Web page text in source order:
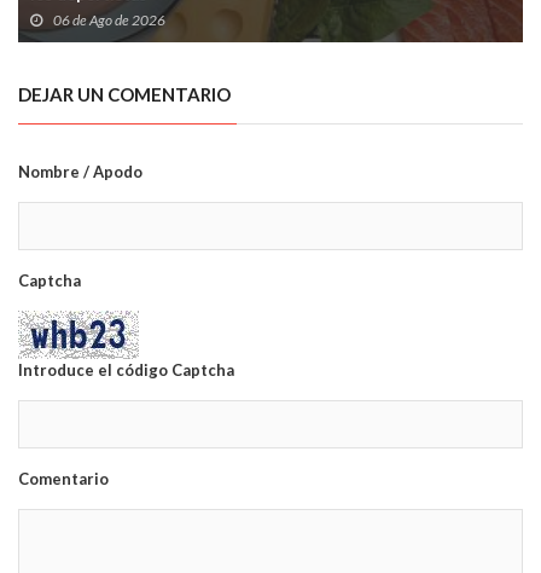
06 de Ago de 2026
DEJAR UN COMENTARIO
Nombre / Apodo
Captcha
Introduce el código Captcha
Comentario